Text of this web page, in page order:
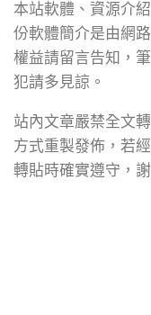
本站軟體、資源介
份軟體簡介是由網
權益請留言告知，
犯請多見諒。
站內文章嚴禁全文
方式重製發佈，若
轉貼時確實遵守，謝